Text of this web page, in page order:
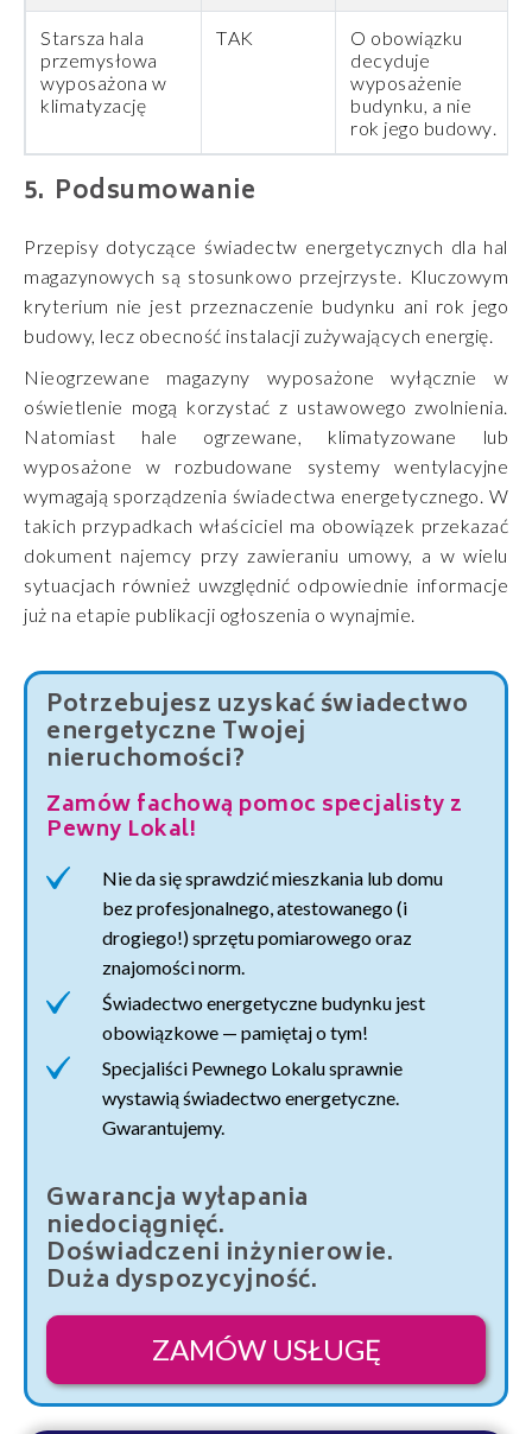
Starsza hala
przemysłowa
wyposażona w
klimatyzację
TAK
O obowiązku
decyduje
wyposażenie
budynku, a nie
rok jego budowy.
Podsumowanie
Przepisy dotyczące świadectw energetycznych dla hal
magazynowych są stosunkowo przejrzyste. Kluczowym
kryterium nie jest przeznaczenie budynku ani rok jego
budowy, lecz obecność instalacji zużywających energię.
Nieogrzewane magazyny wyposażone wyłącznie w
oświetlenie mogą korzystać z ustawowego zwolnienia.
Natomiast hale ogrzewane, klimatyzowane lub
wyposażone w rozbudowane systemy wentylacyjne
wymagają sporządzenia świadectwa energetycznego. W
takich przypadkach właściciel ma obowiązek przekazać
dokument najemcy przy zawieraniu umowy, a w wielu
sytuacjach również uwzględnić odpowiednie informacje
już na etapie publikacji ogłoszenia o wynajmie.
Potrzebujesz uzyskać świadectwo
energetyczne Twojej
nieruchomości?
Zamów fachową pomoc specjalisty z
Pewny Lokal!
Nie da się sprawdzić mieszkania lub domu
bez profesjonalnego, atestowanego (i
drogiego!) sprzętu pomiarowego oraz
znajomości norm.
Świadectwo energetyczne budynku jest
obowiązkowe — pamiętaj o tym!
Specjaliści Pewnego Lokalu sprawnie
wystawią świadectwo energetyczne.
Gwarantujemy.
Gwarancja wyłapania
niedociągnięć.
Doświadczeni inżynierowie.
Duża dyspozycyjność.
ZAMÓW USŁUGĘ